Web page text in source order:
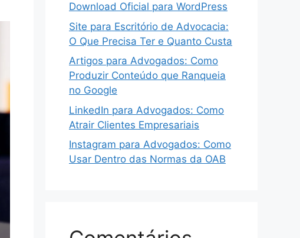
Download Oficial para WordPress
Site para Escritório de Advocacia:
O Que Precisa Ter e Quanto Custa
Artigos para Advogados: Como
Produzir Conteúdo que Ranqueia
no Google
LinkedIn para Advogados: Como
Atrair Clientes Empresariais
Instagram para Advogados: Como
Usar Dentro das Normas da OAB